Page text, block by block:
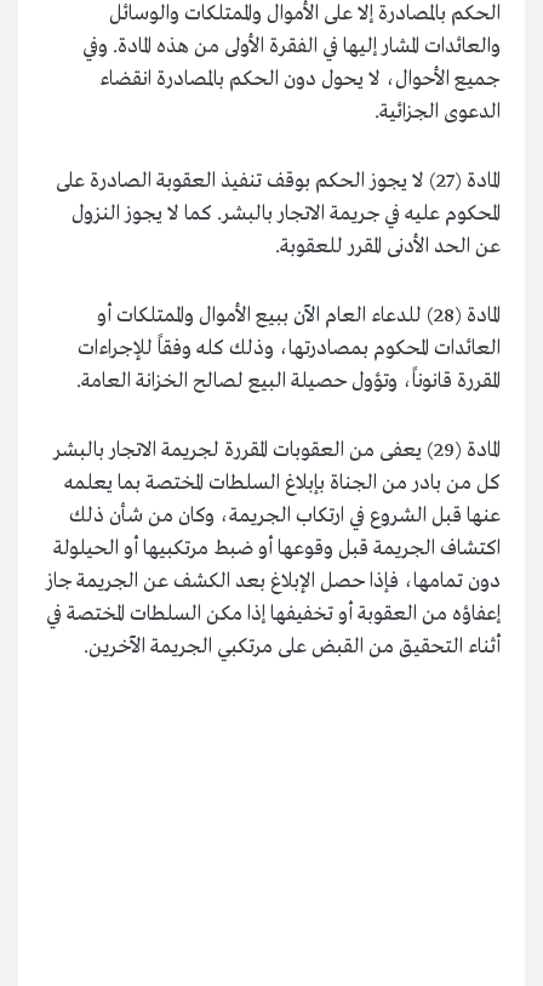
الحكم بالمصادرة إلا على الأموال والممتلكات والوسائل
والعائدات المشار إليها في الفقرة الأولى من هذه المادة. وفي
جميع الأحوال، لا يحول دون الحكم بالمصادرة انقضاء
الدعوى الجزائية.
المادة (27) لا يجوز الحكم بوقف تنفيذ العقوبة الصادرة على
المحكوم عليه في جريمة الاتجار بالبشر. كما لا يجوز النزول
عن الحد الأدنى المقرر للعقوبة.
المادة (28) للدعاء العام الآن ببيع الأموال والممتلكات أو
العائدات المحكوم بمصادرتها، وذلك كله وفقاً للإجراءات
المقررة قانوناً، وتؤول حصيلة البيع لصالح الخزانة العامة.
المادة (29) يعفى من العقوبات المقررة لجريمة الاتجار بالبشر
كل من بادر من الجناة بإبلاغ السلطات المختصة بما يعلمه
عنها قبل الشروع في ارتكاب الجريمة، وكان من شأن ذلك
اكتشاف الجريمة قبل وقوعها أو ضبط مرتكبيها أو الحيلولة
دون تمامها، فإذا حصل الإبلاغ بعد الكشف عن الجريمة جاز
إعفاؤه من العقوبة أو تخفيفها إذا مكن السلطات المختصة في
أثناء التحقيق من القبض على مرتكبي الجريمة الآخرين.